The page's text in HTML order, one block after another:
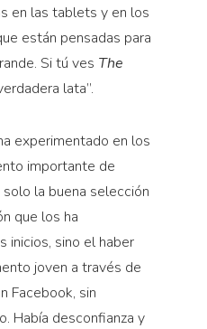
en las tablets y en los
están pensadas para
Si tú ves The
lata”.
experimentado en los
importante de
la buena selección
que los ha
inicios, sino el haber
joven a través de
Facebook, sin
Había desconfianza y